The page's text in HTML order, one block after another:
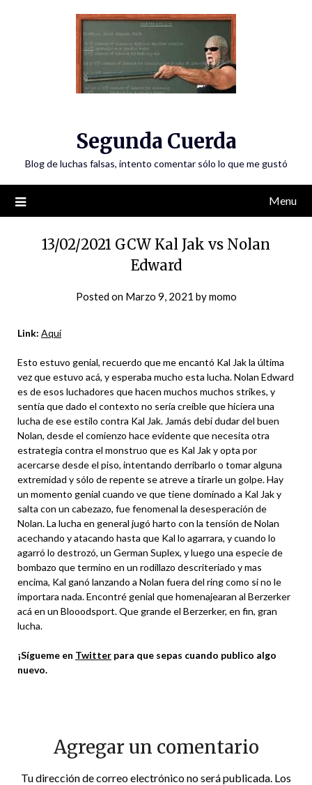
Segunda Cuerda
Blog de luchas falsas, intento comentar sólo lo que me gustó
Menu
13/02/2021 GCW Kal Jak vs Nolan
Edward
Posted on Marzo 9, 2021 bymomo
Link: Aquí
Esto estuvo genial, recuerdo que me encantó Kal Jak la última
vez que estuvo acá, y esperaba mucho esta lucha. Nolan Edward
es de esos luchadores que hacen muchos muchos strikes, y
sentía que dado el contexto no sería creíble que hiciera una
lucha de ese estilo contra Kal Jak. Jamás debí dudar del buen
Nolan, desde el comienzo hace evidente que necesita otra
estrategia contra el monstruo que es Kal Jak y opta por
acercarse desde el piso, intentando derribarlo o tomar alguna
extremidad y sólo de repente se atreve a tirarle un golpe. Hay
un momento genial cuando ve que tiene dominado a Kal Jak y
salta con un cabezazo, fue fenomenal la desesperación de
Nolan. La lucha en general jugó harto con la tensión de Nolan
acechando y atacando hasta que Kal lo agarrara, y cuando lo
agarró lo destrozó, un German Suplex, y luego una especie de
bombazo que termino en un rodillazo descriteriado y mas
encima, Kal ganó lanzando a Nolan fuera del ring como si no le
importara nada. Encontré genial que homenajearan al Berzerker
acá en un Blooodsport. Que grande el Berzerker, en fin, gran
lucha.
¡Sígueme en Twitter para que sepas cuando publico algo
nuevo.
Agregar un comentario
Tu dirección de correo electrónico no será publicada. Los